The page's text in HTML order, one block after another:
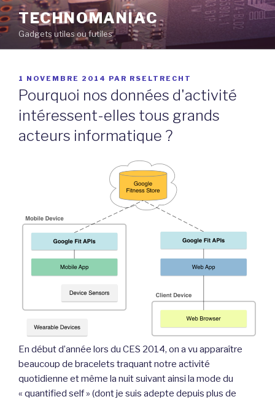
Aller
au
contenu
principal
TECHNOMANIAC
Gadgets utiles ou futiles
PUBLIÉ
LE
1 NOVEMBRE 2014 PAR RSELTRECHT
Pourquoi nos données d'activité
intéressent-elles tous grands
acteurs informatique ?
En début d’année lors du CES 2014, on a vu apparaître
beaucoup de bracelets traquant notre activité
quotidienne et même la nuit suivant ainsi la mode du
« quantified self » (dont je suis adepte depuis plus de